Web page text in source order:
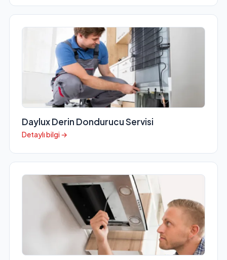
Daylux Derin Dondurucu Servisi
Detaylı bilgi →